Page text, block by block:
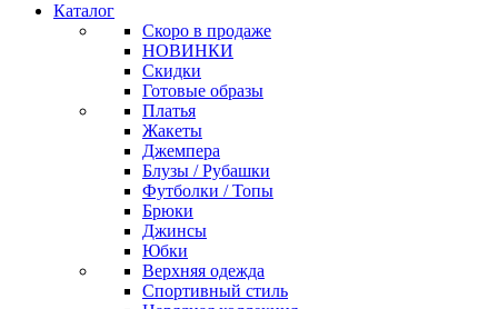
Каталог
Скоро в продаже
НОВИНКИ
Скидки
Готовые образы
Платья
Жакеты
Джемпера
Блузы / Рубашки
Футболки / Топы
Брюки
Джинсы
Юбки
Верхняя одежда
Спортивный стиль